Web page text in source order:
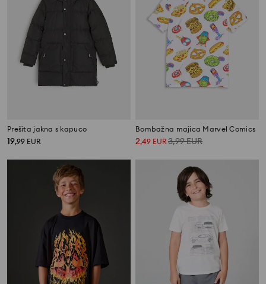
Prešita jakna s kapuco
19,99 EUR
Bombažna majica Marvel Comics
2,49 EUR 3,99EUR